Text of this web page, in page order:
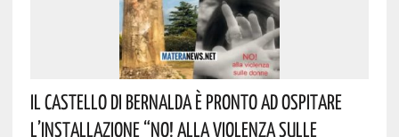
Il Castello Di Bernalda È Pronto Ad Ospitare
L’installazione “NO! Alla Violenza Sulle